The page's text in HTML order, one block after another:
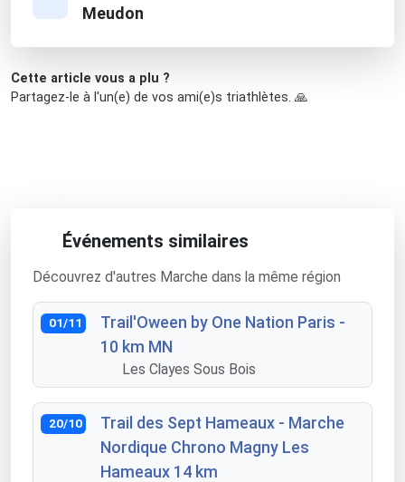
Meudon
Cette article vous a plu ?
Partagez-le à l'un(e) de vos ami(e)s triathlètes. 🙏
Événements similaires
Découvrez d'autres Marche dans la même région
01/11
Trail'Oween by One Nation Paris -
10 km MN
Les Clayes Sous Bois
20/10
Trail des Sept Hameaux - Marche
Nordique Chrono Magny Les
Hameaux 14 km